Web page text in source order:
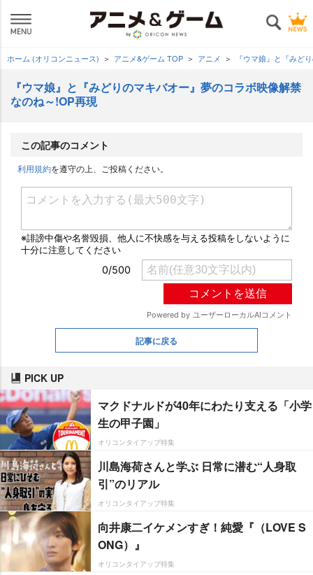
ホーム (オリコンニュース) アニメ&ゲーム TOP アニメ 『ウマ娘』と『みど
『ウマ娘』と『みどりのマキバオー』夢のコラボ映像解禁
なのね～!OP再現
この記事のコメント
利用規約を遵守の上、ご投稿ください。
記事に戻る
PICK UP
マクドナルドが40年にわたり支える「小学
生の甲子園」
オリコンタイアップ特集
川島海荷さんと学ぶ 日常に潜む“人身取
引”のリアル
オリコンタイアップ特集
向井康二イケメンすぎ！純愛『（LOVE S
ONG）』
オリコンタイアップ特集